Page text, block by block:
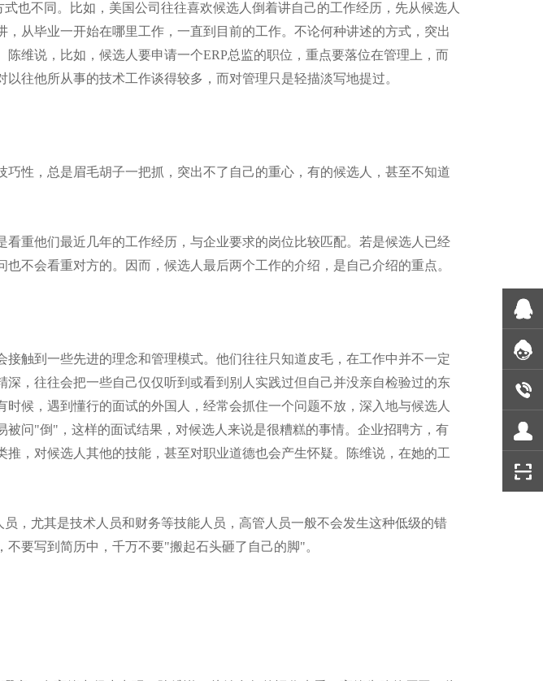
也不同。比如，美国公司往往喜欢候选人倒着讲自己的工作经历，先从候选人
从毕业一开始在哪里工作，一直到目前的工作。不论何种讲述的方式，突出
维说，比如，候选人要申请一个ERP总监的职位，重点要落位在管理上，而
往他所从事的技术工作谈得较多，而对管理只是轻描淡写地提过。
性，总是眉毛胡子一把抓，突出不了自己的重心，有的候选人，甚至不知道
重他们最近几年的工作经历，与企业要求的岗位比较匹配。若是候选人已经
不会看重对方的。因而，候选人最后两个工作的介绍，是自己介绍的重点。
触到一些先进的理念和管理模式。他们往往只知道皮毛，在工作中并不一定
，往往会把一些自己仅仅听到或看到别人实践过但自己并没亲自检验过的东
候，遇到懂行的面试的外国人，经常会抓住一个问题不放，深入地与候选人
被问"倒"，这样的面试结果，对候选人来说是很糟糕的事情。企业招聘方，有
，对候选人其他的技能，甚至对职业道德也会产生怀疑。陈维说，在她的工
，尤其是技术人员和财务等技能人员，高管人员一般不会发生这种低级的错
要写到简历中，千万不要"搬起石头砸了自己的脚"。